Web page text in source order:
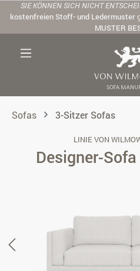
Zum Hauptinhalt springen
SIE KÖNNEN SICH NICHT
kostenfreien Stoff- und Ledermuster
MUSTER
Sofas 3-Sitzer Sofas
LINIE VON
Designer-